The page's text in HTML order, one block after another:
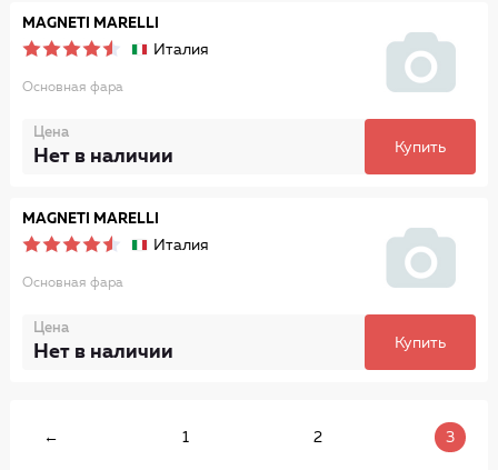
MAGNETI MARELLI
Италия
Основная фара
Цена
Нет в наличии Купить
MAGNETI MARELLI
Италия
Основная фара
Цена
Нет в наличии Купить
← 1 2 3